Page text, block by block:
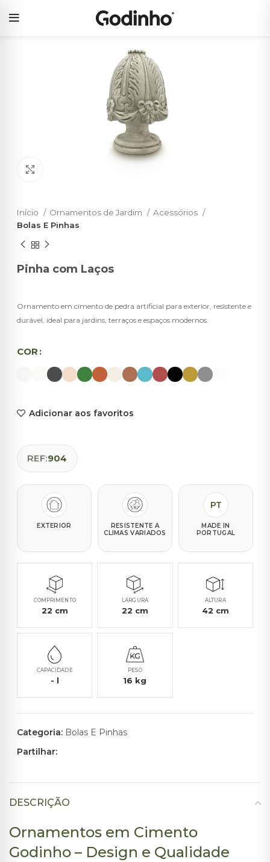
Início Ornamentos de Jardim
Acessórios
Bolas E Pinhas
Pinha com Laços
Ornamento em cimento de pedra artificial para exterior, resistente e
durável, ideal para jardins, terraços e espaços modernos.
COR
Adicionar aos favoritos
REF:904
EXTERIOR
RESISTENTE A
CLIMAS VARIADOS
PT
MADE IN
PORTUGAL
COMPRIMENTO
22 cm
LARGURA
22 cm
ALTURA
42 cm
CAPACIDADE
- l
PESO
16 kg
Categoria: Bolas E Pinhas
Partilhar:
DESCRIÇÃO
Ornamentos em Cimento
Godinho – Design e Qualidade